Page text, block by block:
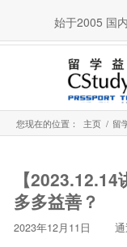
始于2005 国
您现在的位置： 主页 / 留
【
多多益善？
2023年12月11日 通